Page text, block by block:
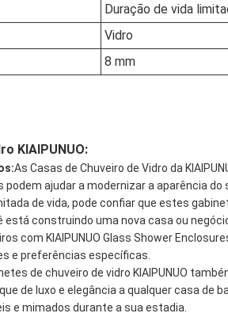
Duração de vida
Vidro
8 mm
KIAIPUNUO:
As Casas de Chuveiro de Vidro da
ajudar a modernizar a aparência
de vida, pode confiar que estes
está construindo uma nova casa ou
com KIAIPUNUO Glass Shower
e preferências específicas.
de chuveiro de vidro KIAIPUNUO
de luxo e elegância a qualquer casa de
e mimados durante a sua estadia.